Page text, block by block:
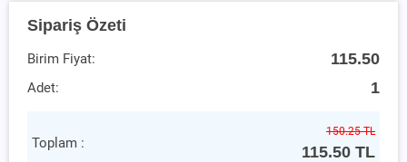
Sipariş Özeti
Birim Fiyat: 115.50
Adet: 1
Toplam :
150.25 TL
115.50 TL